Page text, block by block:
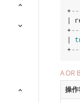
+
|
+
|
+
A OR B
操作